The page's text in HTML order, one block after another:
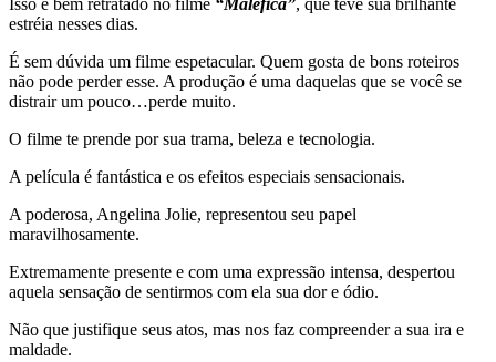
estréia nesses dias.
É sem dúvida um filme espetacular. Quem gosta de bons roteiros
não pode perder esse. A produção é uma daquelas que se você se
distrair um pouco…perde muito.
O filme te prende por sua trama, beleza e tecnologia.
A película é fantástica e os efeitos especiais sensacionais.
A poderosa, Angelina Jolie, representou seu papel
maravilhosamente.
Extremamente presente e com uma expressão intensa, despertou
aquela sensação de sentirmos com ela sua dor e ódio.
Não que justifique seus atos, mas nos faz compreender a sua ira e
maldade.